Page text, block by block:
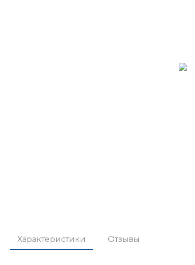
Характеристики Отзывы